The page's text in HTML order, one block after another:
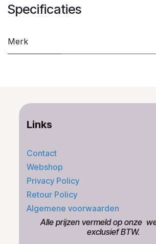
Specificaties
Merk
Links
Contact
Webshop
Privacy Policy
Retour Policy
Algemene voorwaarden
​Alle prijzen vermeld op onze
exclusief BTW.